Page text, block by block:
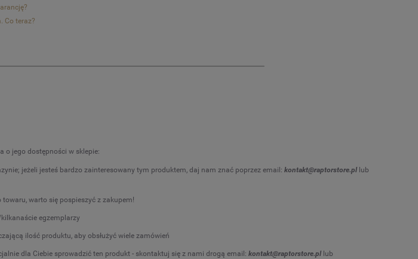
Co teraz?
o jego dostępności w sklepie:
jeżeli jesteś bardzo zainteresowany tym produktem, daj nam znać poprzez email: kontakt@raptorstore.pl lub
warto się pospieszyć z zakupem!
egzemplarzy
ilość produktu, aby obsłużyć wiele zamówień
dla Ciebie sprowadzić ten produkt - skontaktuj się z nami drogą email: kontakt@raptorstore.pl lub